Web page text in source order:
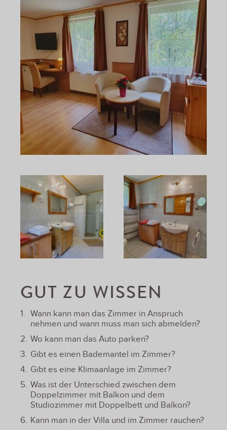
GUT ZU WISSEN
Wann kann man das Zimmer in Anspruch
nehmen und wann muss man sich abmelden?
Wo kann man das Auto parken?
Gibt es einen Bademantel im Zimmer?
Gibt es eine Klimaanlage im Zimmer?
Was ist der Unterschied zwischen dem
Doppelzimmer mit Balkon und dem
Studiozimmer mit Doppelbett und Balkon?
Kann man in der Villa und im Zimmer rauchen?